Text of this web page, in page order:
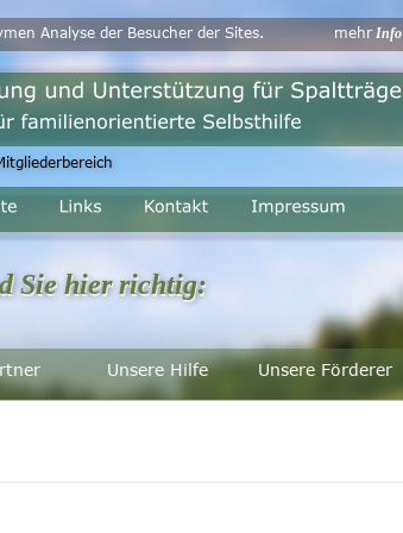
Sie hier richtig:
Unsere Hilfe
Sie hier richtig:
Analyse der Besucher der Sites. mehr Info
Unsere Förderer